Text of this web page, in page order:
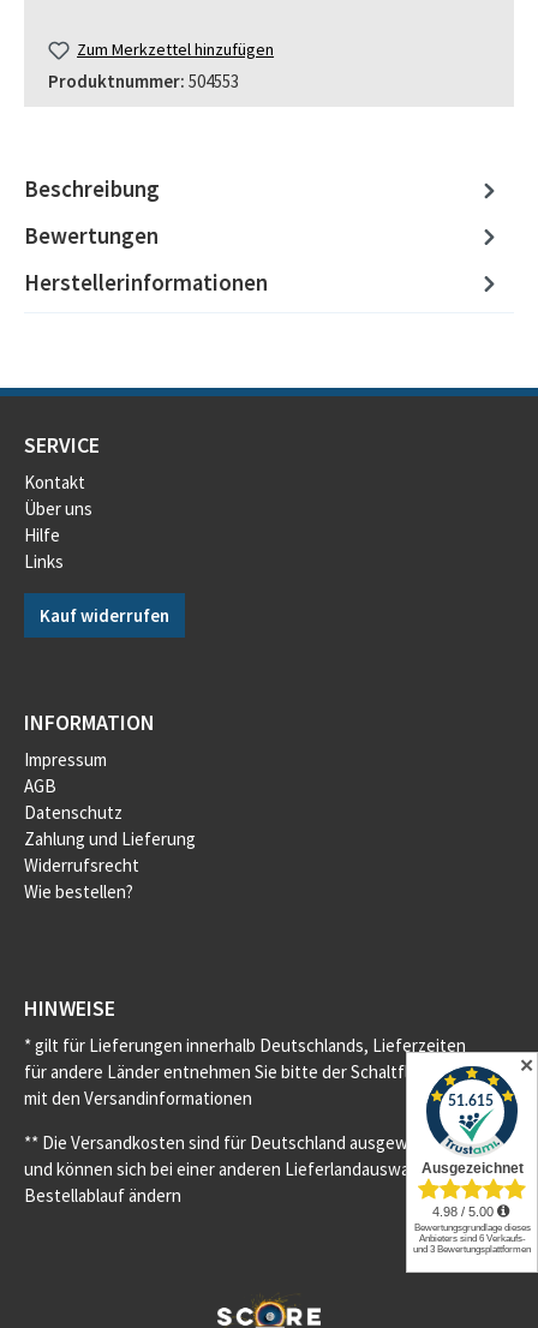
Zum Merkzettel hinzufügen
Produktnummer: 504553
Beschreibung
Bewertungen
Herstellerinformationen
SERVICE
Kontakt
Über uns
Hilfe
Links
Kauf widerrufen
INFORMATION
Impressum
AGB
Datenschutz
Zahlung und Lieferung
Widerrufsrecht
Wie bestellen?
HINWEISE
* gilt für Lieferungen innerhalb Deutschlands, Lieferzeiten
für andere Länder entnehmen Sie bitte der Schaltfläche
mit den Versandinformationen
** Die Versandkosten sind für Deutschland ausgewiesen
und können sich bei einer anderen Lieferlandauswahl im
Bestellablauf ändern
✕